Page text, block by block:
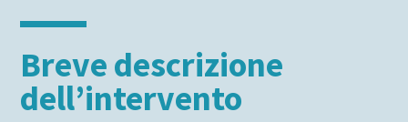
Breve descrizione
dell’intervento
Durata
Modalità di rinnovo